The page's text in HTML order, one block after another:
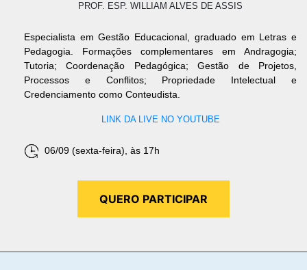
PROF. ESP. WILLIAM ALVES DE ASSIS
Especialista em Gestão Educacional, graduado em Letras e
Pedagogia. Formações complementares em Andragogia;
Tutoria; Coordenação Pedagógica; Gestão de Projetos,
Processos e Conflitos; Propriedade Intelectual e
Credenciamento como Conteudista.
LINK DA LIVE NO YOUTUBE
06/09 (sexta-feira), às 17h
QUERO PARTICIPAR